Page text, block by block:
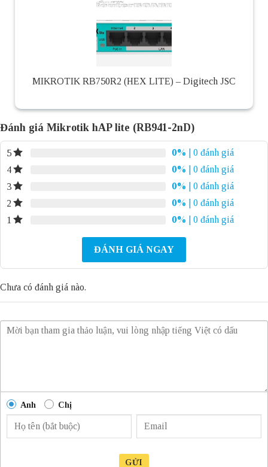
MIKROTIK RB750R2 (HEX LITE) – Digitech JSC
Đánh giá Mikrotik hAP lite (RB941-2nD)
5 0%
| 0 đánh giá
4
0%
| 0 đánh giá
3
0%
| 0 đánh giá
2
0%
| 0 đánh giá
1
0% | 0 đánh giá
ĐÁNH GIÁ NGAY
Chưa có đánh giá nào.
Anh Chị
GỬI